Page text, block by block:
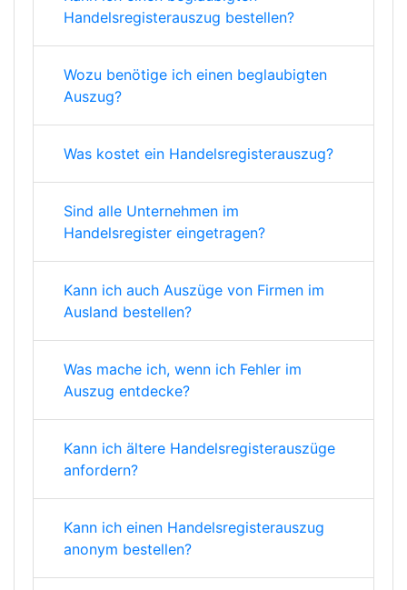
Handelsregisterauszug bestellen?
Wozu benötige ich einen beglaubigten
Auszug?
Was kostet ein Handelsregisterauszug?
Sind alle Unternehmen im
Handelsregister eingetragen?
Kann ich auch Auszüge von Firmen im
Ausland bestellen?
Was mache ich, wenn ich Fehler im
Auszug entdecke?
Kann ich ältere Handelsregisterauszüge
anfordern?
Kann ich einen Handelsregisterauszug
anonym bestellen?